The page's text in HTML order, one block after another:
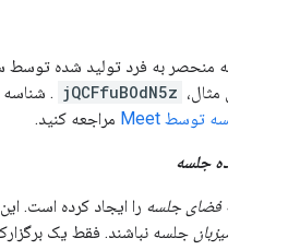
یک شناسه منحصر به فرد تولید شده توسط
است. برای مثال، jQCFfuBOdN5z . شناسه
فضای جلسه توسط Meet
مراجعه کنید.
برگزارکننده جلسه
کاربری کهفضای جلسه را ایجاد کرده است.
میزبان جلسه نباشند. فقط یک